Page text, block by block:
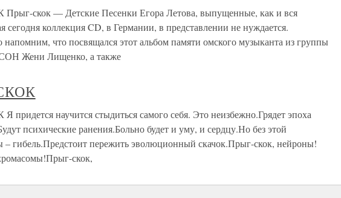
скок — Детские Песенки Егора Летова, выпущенные, как и вся
сегодня коллекция CD, в Германии, в представлении не нуждается.
напомним, что посвящался этот альбом памяти омского музыканта из группы
Жени Лищенко, а также
научится стыдиться самого себя. Это неизбежно.Грядет эпоха
психические ранения.Больно будет и уму, и сердцу.Но без этой
– гибель.Предстоит пережить эволюционный скачок.Прыг-скок, нейроны!
скок,